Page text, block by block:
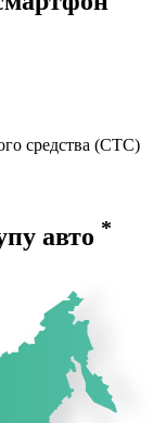
средства (СТС)
авто *